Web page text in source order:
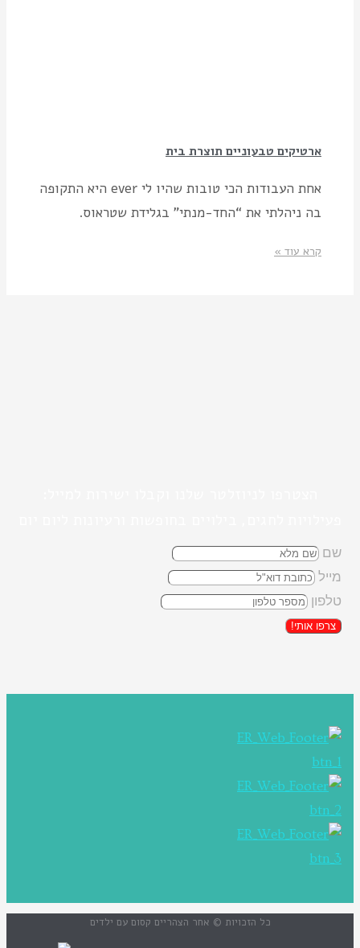
ארטיקים טבעוניים תוצרת בית
אחת העבודות הכי טובות שהיו לי ever היא התקופה
בה ניהלתי את “החד-מנתי” בגלידת שטראוס.
קרא עוד »
שם
מייל
טלפון
צרפו אותי!
כל הזכויות © אחר הצהריים קסום עם ילדים